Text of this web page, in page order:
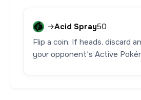
→Acid Spray50
Flip a coin. If heads, discard
your opponent's Active